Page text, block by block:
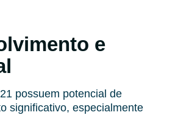
e
possuem potencial de
significativo, especialmente